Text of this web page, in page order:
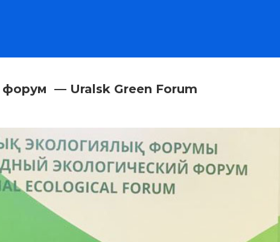
— Uralsk Green Forum